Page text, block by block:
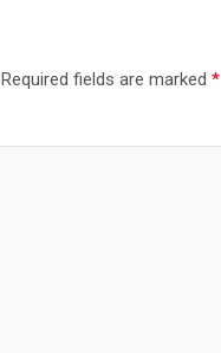
Required fields are marked *